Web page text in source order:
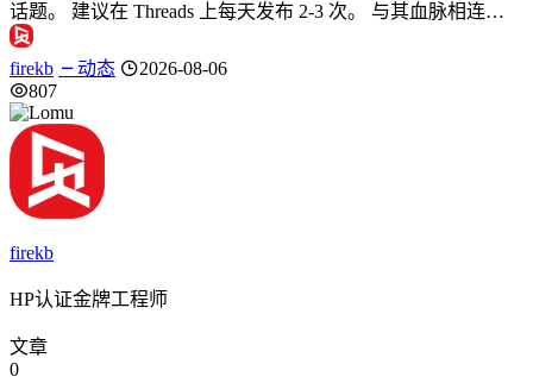
话题。 建议在 Threads 上每天发布 2-3 次。 与其血脉相连…
firekb 动态
2026-08-06
807
firekb
HP认证金牌工程师
文章
0